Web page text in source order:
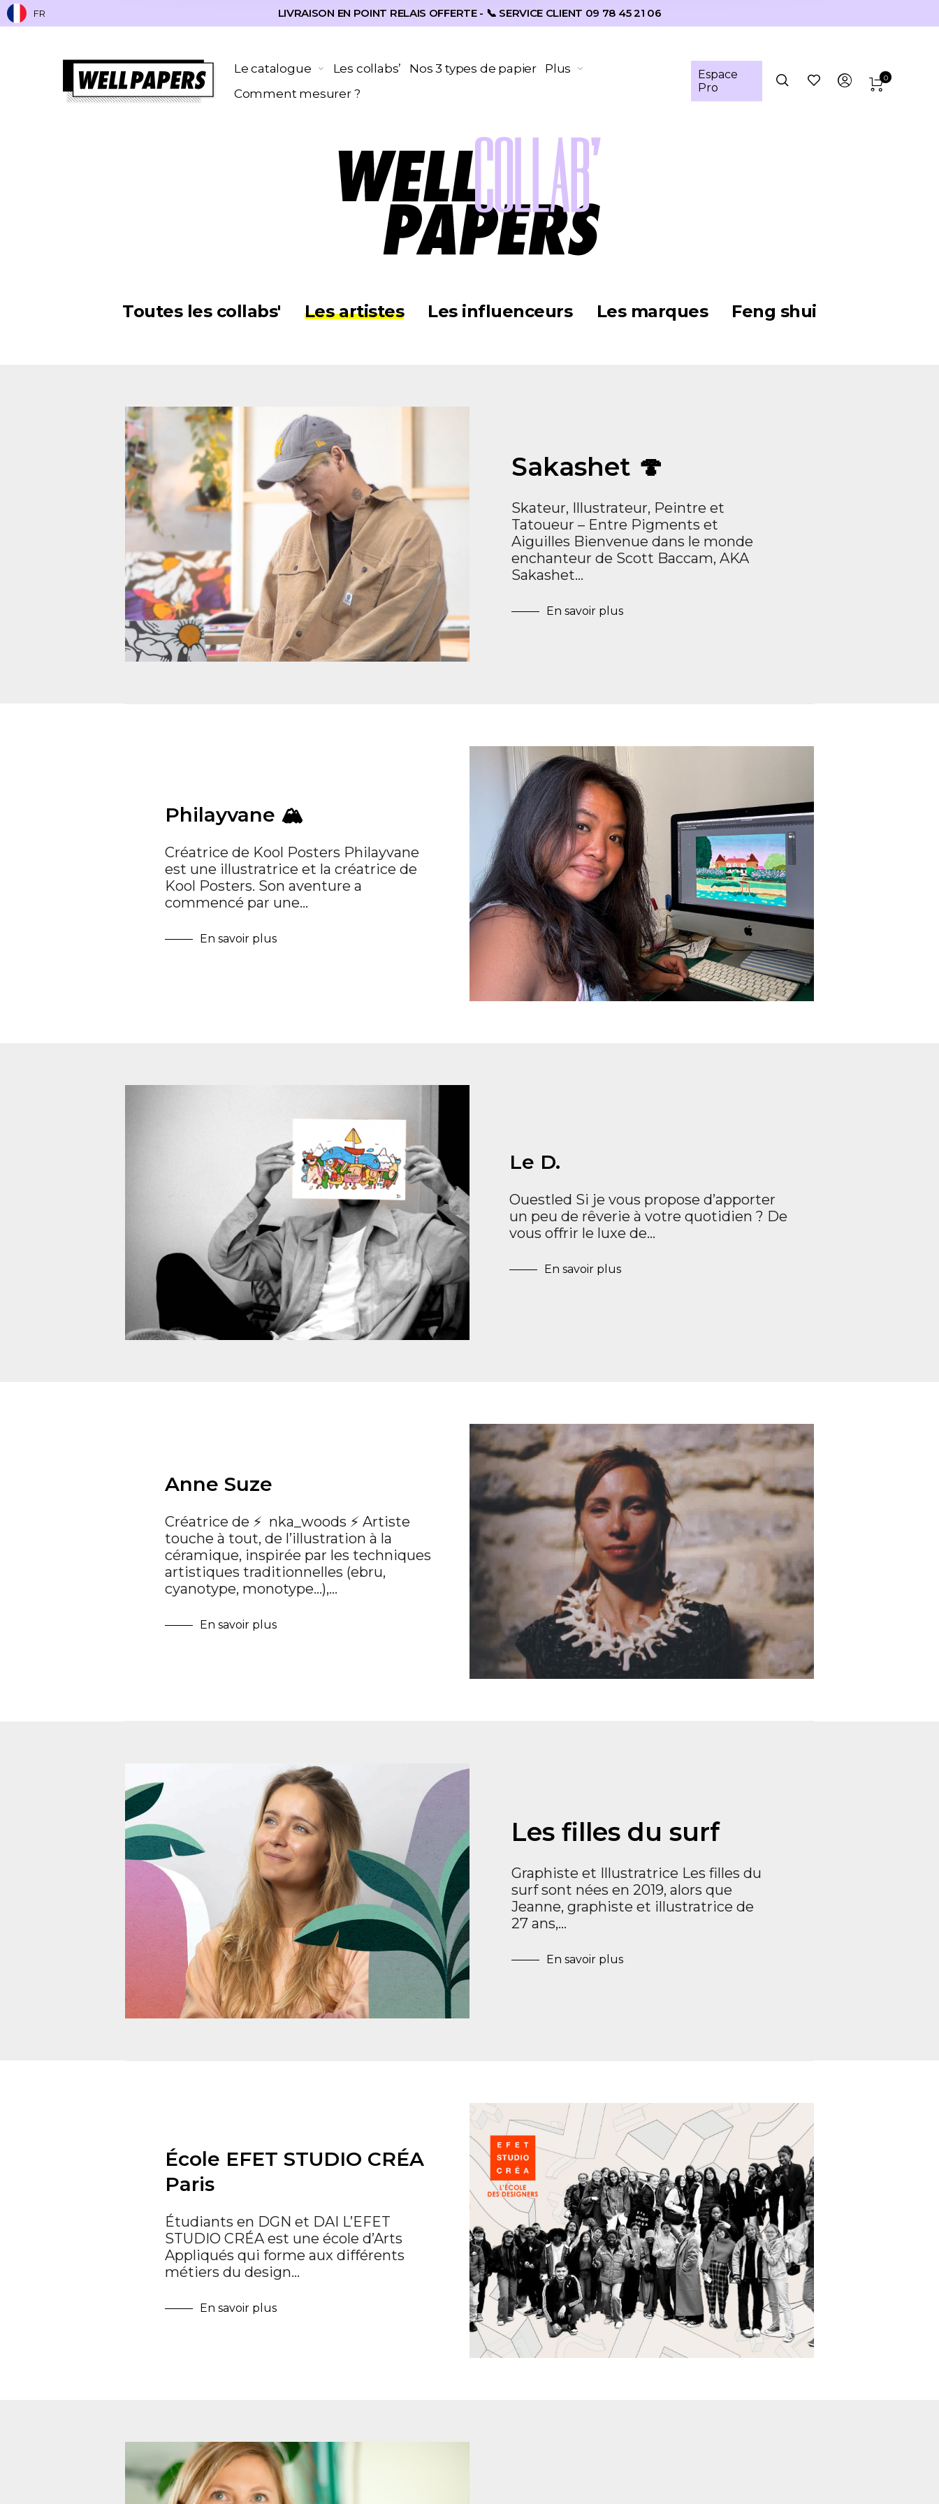
FR LIVRAISON EN POINT RELAIS OFFERTE - 📞 SERVICE CLIENT 09 78 45 21 06
Le catalogue Les collabs’ Nos 3 types de papier
Plus
Comment mesurer ?
Espace
Pro
0
Toutes les collabs' Les artistes Les influenceurs Les marques Feng shui
Sakashet 🍄
Skateur, Illustrateur, Peintre et
Tatoueur – Entre Pigments et
Aiguilles Bienvenue dans le monde
enchanteur de Scott Baccam, AKA
Sakashet…
En savoir plus
Philayvane 🏔
Créatrice de Kool Posters Philayvane
est une illustratrice et la créatrice de
Kool Posters. Son aventure a
commencé par une…
En savoir plus
Le D.
Ouestled Si je vous propose d’apporter
un peu de rêverie à votre quotidien ? De
vous offrir le luxe de…
En savoir plus
Anne Suze
Créatrice de ⚡ nka_woods ⚡ Artiste
touche à tout, de l’illustration à la
céramique, inspirée par les techniques
artistiques traditionnelles (ebru,
cyanotype, monotype…),…
En savoir plus
Les filles du surf
Graphiste et Illustratrice Les filles du
surf sont nées en 2019, alors que
Jeanne, graphiste et illustratrice de
27 ans,…
En savoir plus
École EFET STUDIO CRÉA
Paris
Étudiants en DGN et DAI L’EFET
STUDIO CRÉA est une école d’Arts
Appliqués qui forme aux différents
métiers du design…
En savoir plus